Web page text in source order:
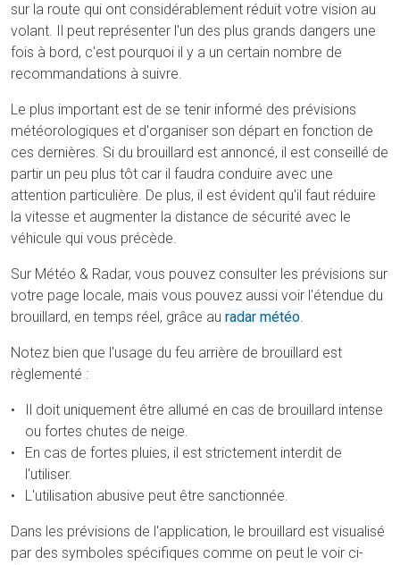
sur la route qui ont considérablement réduit votre vision au
volant. Il peut représenter l'un des plus grands dangers une
fois à bord, c'est pourquoi il y a un certain nombre de
recommandations à suivre.
Le plus important est de se tenir informé des prévisions
météorologiques et d'organiser son départ en fonction de
ces dernières. Si du brouillard est annoncé, il est conseillé de
partir un peu plus tôt car il faudra conduire avec une
attention particulière. De plus, il est évident qu'il faut réduire
la vitesse et augmenter la distance de sécurité avec le
véhicule qui vous précède.
Sur Météo & Radar, vous pouvez consulter les prévisions sur
votre page locale, mais vous pouvez aussi voir l'étendue du
brouillard, en temps réel, grâce au radar météo.
Notez bien que l'usage du feu arrière de brouillard est
règlementé :
Il doit uniquement être allumé en cas de brouillard intense
ou fortes chutes de neige.
En cas de fortes pluies, il est strictement interdit de
l'utiliser.
L'utilisation abusive peut être sanctionnée.
Dans les prévisions de l'application, le brouillard est visualisé
par des symboles spécifiques comme on peut le voir ci-